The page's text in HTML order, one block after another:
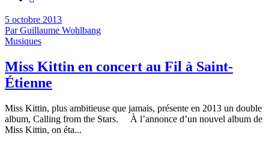
5 octobre 2013
ParGuillaume Wohlbang
Musiques
Miss Kittin en concert au Fil à Saint-
Étienne
Miss Kittin, plus ambitieuse que jamais, présente en 2013 un double
album, Calling from the Stars. À l’annonce d’un nouvel album de
Miss Kittin, on éta...